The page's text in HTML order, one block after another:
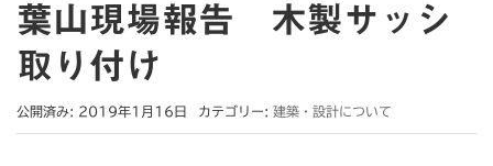
葉山現場報告 木製サッシ
取り付け
公開済み: 2019年1月16日 カテゴリー: 建築・設計について